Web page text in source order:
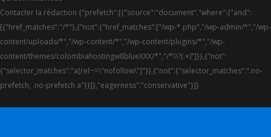
Contacter la rédaction {"prefetch":[{"source":"document","where":{"and":
[{"href_matches":"/*"},{"not":{"href_matches":["/wp-*.php","/wp-admin/*","/wp-
content/uploads/*","/wp-content/*","/wp-content/plugins/*","/wp-
content/themes/colombiahostingw8blueXXX/*","/*\\?(.+)"]}},{"not":
{"selector_matches":"a[rel~=\"nofollow\"]"}},{"not":{"selector_matches":".no-
prefetch, .no-prefetch a"}}]},"eagerness":"conservative"}]}